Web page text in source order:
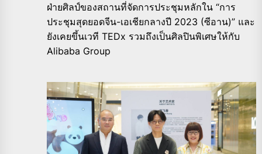
ฝ่ายศิลป์ของสถานที่จัดการประชุมหลักใน “การ
ประชุมสุดยอดจีน-เอเชียกลางปี 2023 (ซีอาน)” และ
ยังเคยขึ้นเวที TEDx รวมถึงเป็นศิลปินพิเศษให้กับ
Alibaba Group